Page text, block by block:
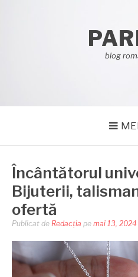
blog
Încântătorul
Bijuterii,
ofertă
Publicat de Redacția pe mai 13, 2024